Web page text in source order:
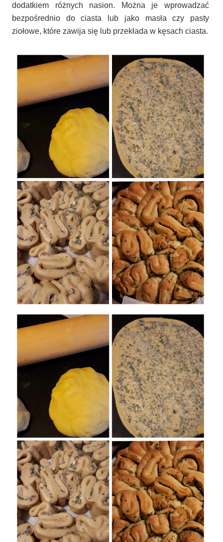
dodatkiem różnych nasion. Można je wprowadzać
bezpośrednio do ciasta lub jako masła czy pasty
ziołowe, które zawija się lub przekłada w kęsach ciasta.